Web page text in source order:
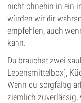
nicht ohnehin in ein
würden wir dir
empfehlen, auch
kann.
Du brauchst zwei
Lebensmittelbox),
Wenn du sorgfältig
ziemlich zuverlässig,